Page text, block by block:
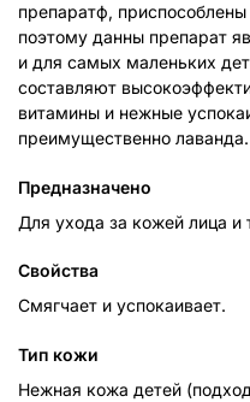
препаратф,
поэтому данны препарат
и для самых маленьких
составляют
витамины и нежные
преимущественно лаванда.
Предназначено
Для ухода за кожей лица и
Свойства
Смягчает и успокаивает.
Тип кожи
Нежная кожа детей